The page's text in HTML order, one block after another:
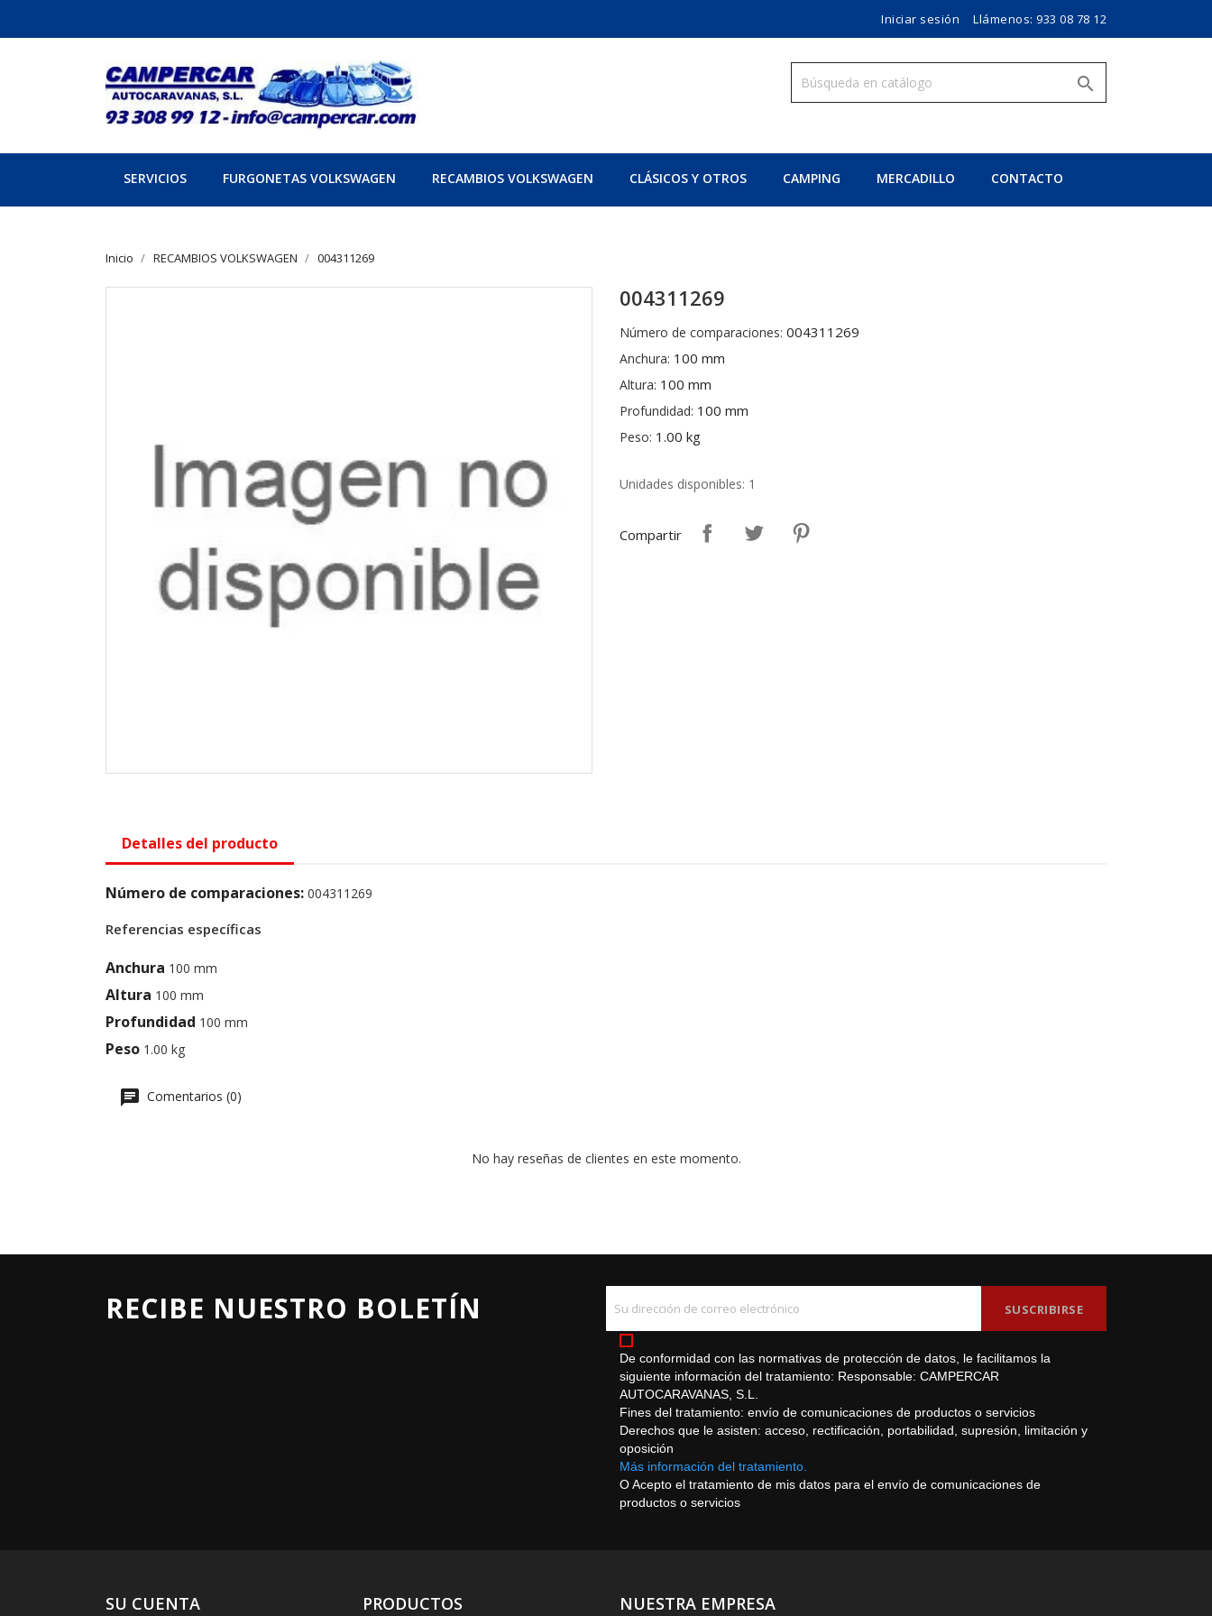
Iniciar sesión Llámenos: 933 08 78 12

SERVICIOS FURGONETAS VOLKSWAGEN RECAMBIOS VOLKSWAGEN CLÁSICOS Y OTROS CAMPING MERCADILLO CONTACTO
Inicio RECAMBIOS VOLKSWAGEN 004311269
004311269
Número de comparaciones: 004311269
Anchura: 100 mm
Altura: 100 mm
Profundidad: 100 mm
Peso: 1.00 kg
Unidades disponibles: 1
Compartir
Detalles del producto
Número de comparaciones: 004311269
Referencias específicas
Anchura 100 mm
Altura 100 mm
Profundidad 100 mm
Peso 1.00 kg
Comentarios (0)
No hay reseñas de clientes en este momento.
RECIBE NUESTRO BOLETÍN
De conformidad con las normativas de protección de datos, le facilitamos la
siguiente información del tratamiento: Responsable: CAMPERCAR
AUTOCARAVANAS, S.L.
Fines del tratamiento: envío de comunicaciones de productos o servicios
Derechos que le asisten: acceso, rectificación, portabilidad, supresión, limitación y
oposición
Más información del tratamiento.
O Acepto el tratamiento de mis datos para el envío de comunicaciones de
productos o servicios
SU CUENTA PRODUCTOS NUESTRA EMPRESA